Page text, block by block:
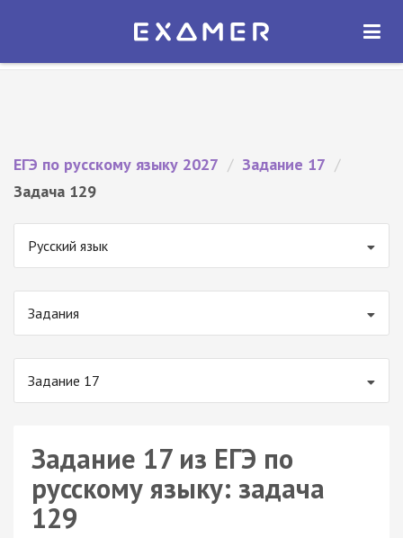
Экзамер — ЕГЭ 2027
ОТКРЫТЬ
ЕГЭ по русскому языку 2027 / Задание 17 /
Задача 129
Русский язык
Задания
Задание 17
Задание 17 из ЕГЭ по
русскому языку: задача
129